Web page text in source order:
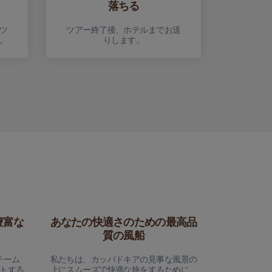
落ちる
ツアー終了後、ホテルまでお送
りします。
富な
ーム
する
あなたの快適さのための最高品
質の風船
私たちは、カッパドキアの見事な風景の
上にスムーズで快適な旅をするために、